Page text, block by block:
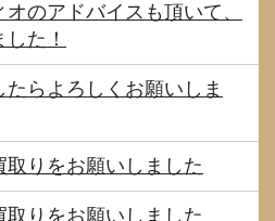
のアドバイスも頂いて、
た！
らよろしくお願いしま
りをお願いしました
りをお願いしました